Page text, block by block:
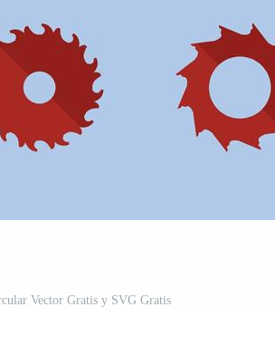
Vector Gratis y SVG Gratis